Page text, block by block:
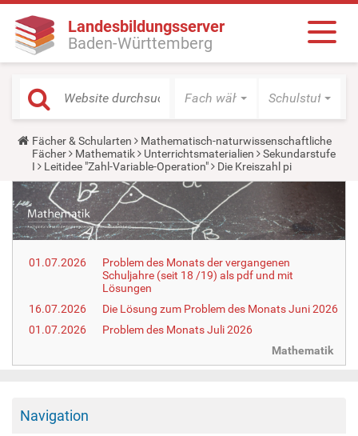
Landesbildungsserver
Baden-Württemberg
Fach wählen Schulstufe
Y
o
u
a
r
e
h
e
r
:
Fächer & Schularten
Mathematisch-naturwissenschaftliche
Fächer
Mathematik Unterrichtsmaterialien
Sekundarstufe
I
Leitidee "Zahl-Variable-Operation" Die Kreiszahl pi
01.07.2026
Problem des Monats der vergangenen
Schuljahre (seit 18 /19) als pdf und mit
Lösungen
16.07.2026
Die Lösung zum Problem des Monats Juni 2026
01.07.2026
Problem des Monats Juli 2026
Mathematik
Navigation